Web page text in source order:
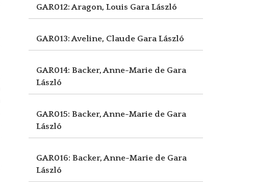
GAR012: Aragon, Louis Gara László
GAR013: Aveline, Claude Gara László
GAR014: Backer, Anne-Marie de Gara
László
GAR015: Backer, Anne-Marie de Gara
László
GAR016: Backer, Anne-Marie de Gara
László